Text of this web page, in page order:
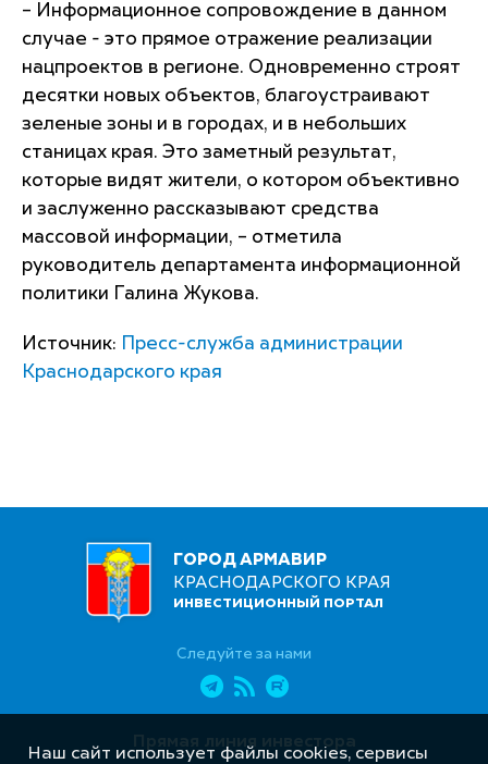
– Информационное сопровождение в данном
случае - это прямое отражение реализации
нацпроектов в регионе. Одновременно строят
десятки новых объектов, благоустраивают
зеленые зоны и в городах, и в небольших
станицах края. Это заметный результат,
которые видят жители, о котором объективно
и заслуженно рассказывают средства
массовой информации, – отметила
руководитель департамента информационной
политики Галина Жукова.
Источник:
Пресс-служба администрации
Краснодарского края
ГОРОД АРМАВИР
КРАСНОДАРСКОГО КРАЯ
ИНВЕСТИЦИОННЫЙ ПОРТАЛ
Следуйте за нами
Прямая линия инвестора
Наш сайт использует файлы cookies, сервисы